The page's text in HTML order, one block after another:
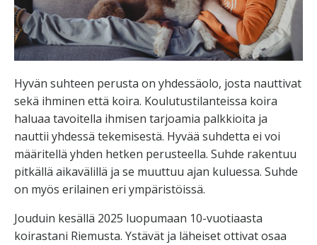
Hyvän suhteen perusta on yhdessäolo, josta nauttivat
sekä ihminen että koira. Koulutustilanteissa koira
haluaa tavoitella ihmisen tarjoamia palkkioita ja
nauttii yhdessä tekemisestä. Hyvää suhdetta ei voi
määritellä yhden hetken perusteella. Suhde rakentuu
pitkällä aikavälillä ja se muuttuu ajan kuluessa. Suhde
on myös erilainen eri ympäristöissä.
Jouduin kesällä 2025 luopumaan 10-vuotiaasta
koirastani Riemusta. Ystävät ja läheiset ottivat osaa